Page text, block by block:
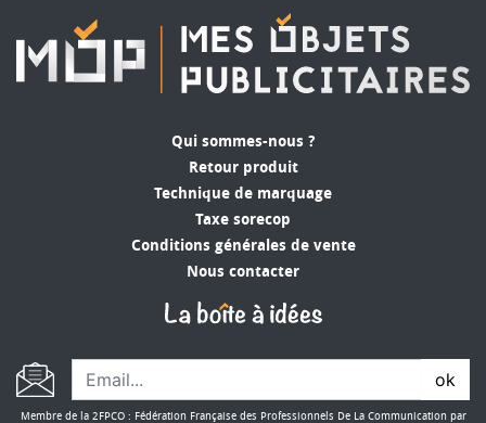
Qui sommes-nous ?
Retour produit
Technique de marquage
Taxe sorecop
Conditions générales de vente
Nous contacter
ok
Membre de la 2FPCO : Fédération Française des Professionnels De La Communication par